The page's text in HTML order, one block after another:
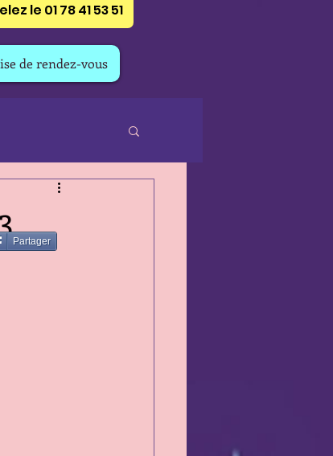
le 01 78 41 53 51
de rendez-vous
Partager